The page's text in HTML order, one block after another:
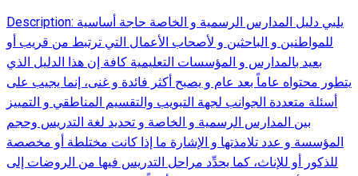
Description: يلبي دليل المدارس الرسمية و الخاصة حاجة أساسية
للمواطنين و الباحثين و لأصحاب الأعمال التي ترتبط من قريب أو
بعيد بالمدارس و المؤسسات التعليمية كافة إن هذا الدليل الذي
يتطور محتواه عاماً بعد عام و يصبح أكثر فائدة و غنى، إنما يجيب على
أسئلة متعددة الجوانب لجهة التبويب والتقسيم المناطقي و التمييز
بين المدارس الرسمية و الخاصة و تحديد لغة التدريس وحجم
المؤسسة و عدد تلامذتها و الإشارة ما إذا كانت مختلطة أو مخصصة
للذكور أو للإناث، كما يحدِّد مراحل التدريس فيها من الروضات إلى